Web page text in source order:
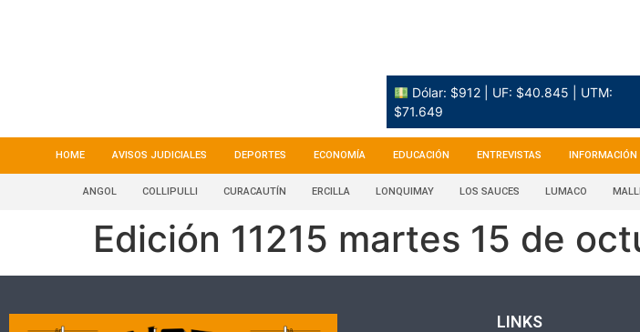
Dólar: $912 | UF: $40.845 | UTM:
$71.649
HOME AVISOS JUDICIALES DEPORTES ECONOMÍA EDUCACIÓN ENTREVISTAS INFORMACIÓN
ANGOL COLLIPULLI CURACAUTÍN ERCILLA LONQUIMAY LOS SAUCES LUMACO
Edición 11215 martes 15 de
LINKS